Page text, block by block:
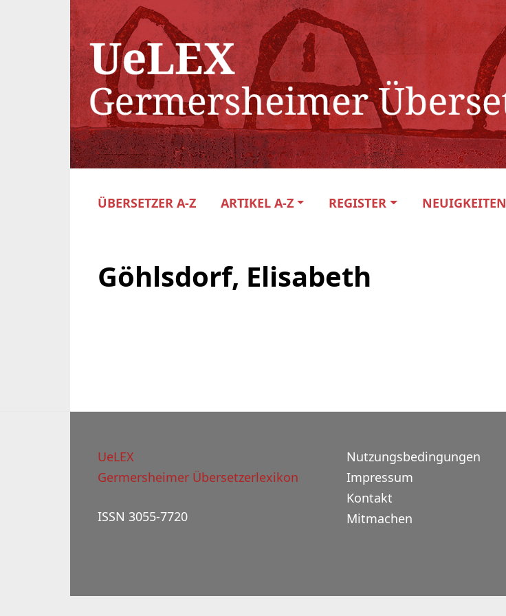
ÜBERSETZER A-Z ARTIKEL A-Z REGISTER NEUIGKEITEN
Göhlsdorf, Elisabeth
UeLEX
Germersheimer Übersetzerlexikon
ISSN 3055-7720
Nutzungsbedingungen
Impressum
Kontakt
Mitmachen